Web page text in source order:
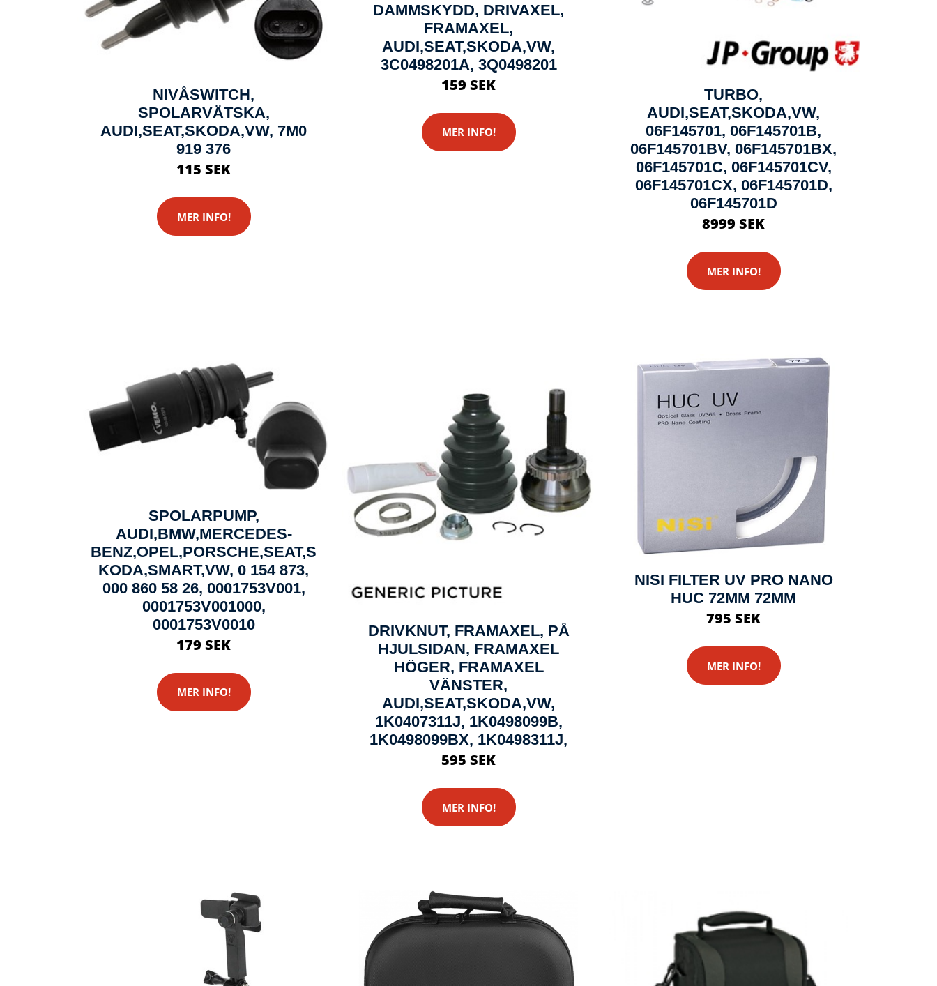
NIVÅSWITCH,
SPOLARVÄTSKA,
AUDI,SEAT,SKODA,VW, 7M0
919 376
115 SEK
MER INFO!
DAMMSKYDD, DRIVAXEL,
FRAMAXEL,
AUDI,SEAT,SKODA,VW,
3C0498201A, 3Q0498201
159 SEK
MER INFO!
TURBO,
AUDI,SEAT,SKODA,VW,
06F145701, 06F145701B,
06F145701BV, 06F145701BX,
06F145701C, 06F145701CV,
06F145701CX, 06F145701D,
06F145701D
8999 SEK
MER INFO!
SPOLARPUMP,
AUDI,BMW,MERCEDES-
BENZ,OPEL,PORSCHE,SEAT,S
KODA,SMART,VW, 0 154 873,
000 860 58 26, 0001753V001,
0001753V001000,
0001753V0010
179 SEK
MER INFO!
DRIVKNUT, FRAMAXEL, PÅ
HJULSIDAN, FRAMAXEL
HÖGER, FRAMAXEL
VÄNSTER,
AUDI,SEAT,SKODA,VW,
1K0407311J, 1K0498099B,
1K0498099BX, 1K0498311J,
595 SEK
MER INFO!
NISI FILTER UV PRO NANO
HUC 72MM 72MM
795 SEK
MER INFO!